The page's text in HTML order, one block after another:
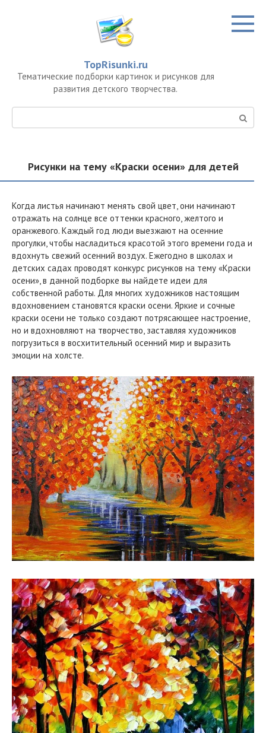
TopRisunki.ru
Тематические подборки картинок и рисунков для
развития детского творчества.
Рисунки на тему «Краски осени» для детей
Когда листья начинают менять свой цвет, они начинают
отражать на солнце все оттенки красного, желтого и
оранжевого. Каждый год люди выезжают на осенние
прогулки, чтобы насладиться красотой этого времени года и
вдохнуть свежий осенний воздух. Ежегодно в школах и
детских садах проводят конкурс рисунков на тему «Краски
осени», в данной подборке вы найдете идеи для
собственной работы. Для многих художников настоящим
вдохновением становятся краски осени. Яркие и сочные
краски осени не только создают потрясающее настроение,
но и вдохновляют на творчество, заставляя художников
погрузиться в восхитительный осенний мир и выразить
эмоции на холсте.